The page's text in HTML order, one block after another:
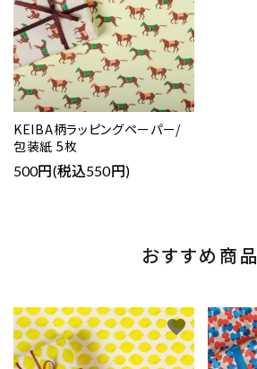
KEIBA柄ラッピングペーパー/
包装紙 5枚
500円(税込550円)
おすすめ商品
favorite